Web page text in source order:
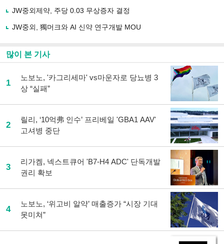
기
JW중외제약, 주당 0.03 무상증자 결정
JW중외, 獨머크와 AI 신약 연구개발 MOU
많이 본 기사
1
노보노, '카그리세마' vs마운자로 당뇨병 3
상 “실패”
2
릴리, ‘10억弗 인수’ 프리베일 'GBA1 AAV'
고셔병 중단
3
리가켐, 넥스트큐어 'B7-H4 ADC' 단독개발
권리 확보
4
노보노, ‘위고비 알약’ 매출증가 “시장 기대
못미쳐”